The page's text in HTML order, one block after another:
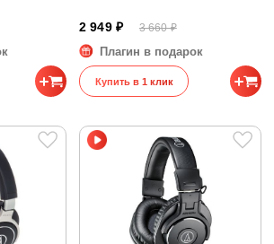
2 949 ₽ 3 660 ₽
Плагин в подарок
Купить в 1 клик